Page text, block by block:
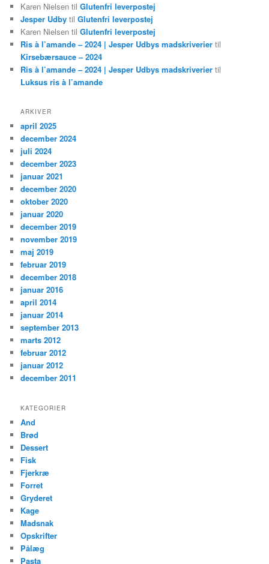
Karen Nielsen tilGlutenfri leverpostej
Jesper Udby tilGlutenfri leverpostej
Karen Nielsen tilGlutenfri leverpostej
Ris à l’amande – 2024 | Jesper Udbys madskriverier til
Kirsebærsauce – 2024
Ris à l’amande – 2024 | Jesper Udbys madskriverier til
Luksus ris à l’amande
ARKIVER
april 2025
december 2024
juli 2024
december 2023
januar 2021
december 2020
oktober 2020
januar 2020
december 2019
november 2019
maj 2019
februar 2019
december 2018
januar 2016
april 2014
januar 2014
september 2013
marts 2012
februar 2012
januar 2012
december 2011
KATEGORIER
And
Brød
Dessert
Fisk
Fjerkræ
Forret
Gryderet
Kage
Madsnak
Opskrifter
Pålæg
Pasta